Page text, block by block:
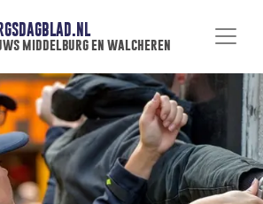
middelburg en walcheren